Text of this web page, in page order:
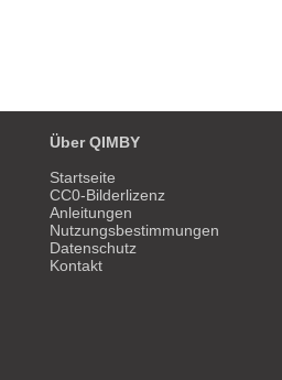
Über QIMBY
Startseite
CC0-Bilderlizenz
Anleitungen
Nutzungsbestimmungen
Datenschutz
Kontakt